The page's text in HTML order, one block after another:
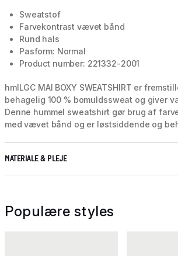
Sweatstof
Farvekontrast vævet bånd
Rund hals
Pasform: Normal
Product number: 221332-2001
hmlLGC MAI BOXY SWEATSHIRT er
behagelig 100 % bomuldssweat og giver
Denne hummel sweatshirt gør brug af
med vævet bånd og er løstsiddende og
MATERIALE & PLEJE
Populære styles